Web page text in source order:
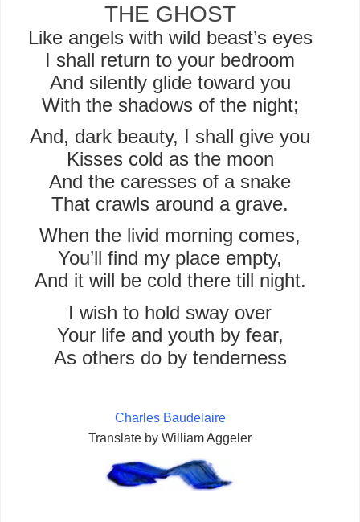
THE GHOST
Like angels with wild beast’s eyes
I shall return to your bedroom
And silently glide toward you
With the shadows of the night;
And, dark beauty, I shall give you
Kisses cold as the moon
And the caresses of a snake
That crawls around a grave.
When the livid morning comes,
You’ll find my place empty,
And it will be cold there till night.
I wish to hold sway over
Your life and youth by fear,
As others do by tenderness
Charles Baudelaire
Translate by William Aggeler